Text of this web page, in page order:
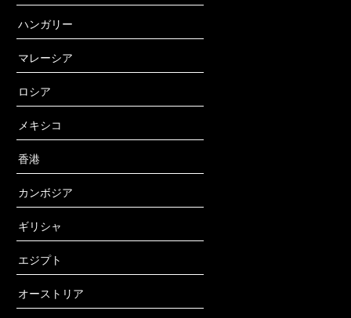
ハンガリー
マレーシア
ロシア
メキシコ
香港
カンボジア
ギリシャ
エジプト
オーストリア